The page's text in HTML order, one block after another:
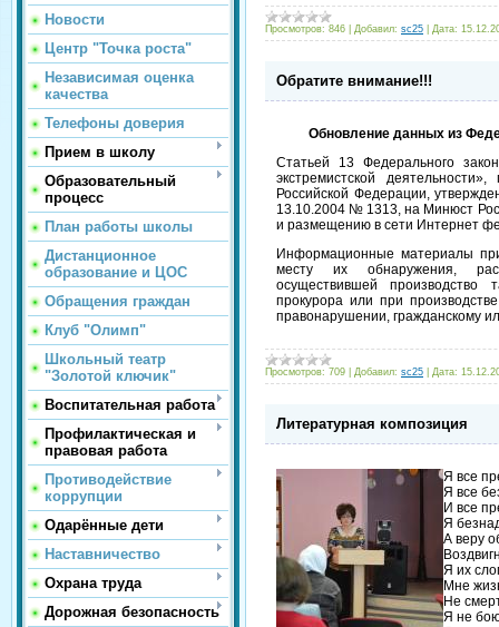
Новости
Центр "Точка роста"
Независимая оценка
качества
Телефоны доверия
Прием в школу
Образовательный
процесс
План работы школы
Дистанционное
образование и ЦОС
Обращения граждан
Клуб "Олимп"
Школьный театр
"Золотой ключик"
Воспитательная работа
Профилактическая и
правовая работа
Противодействие
коррупции
Одарённые дети
Наставничество
Охрана труда
Дорожная безопасность
Просмотров: 846 Добавил: sc25 Дата:
Обратите внимание!!!
Обновление данных из
Статьей 13 Федерального
экстремистской
Российской Федерации,
13.10.2004 № 1313, на Минюст
и размещению в сети Интернет
Информационные материалы
месту их обнаружения,
осуществившей производство
прокурора или при
правонарушении, гражданскому
Просмотров: 709 Добавил: sc25 Дата:
Литературная композиция
Я все
Я все
И все
Я
А веру
Я их
Мне
Не
Я не